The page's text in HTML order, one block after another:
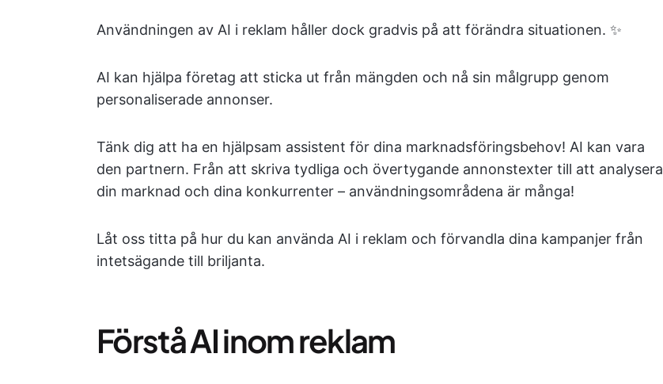
Användningen av AI i reklam håller dock gradvis på att förändra situationen. ✨
AI kan hjälpa företag att sticka ut från mängden och nå sin målgrupp genom
personaliserade annonser.
Tänk dig att ha en hjälpsam assistent för dina marknadsföringsbehov! AI kan vara
den partnern. Från att skriva tydliga och övertygande annonstexter till att analysera
din marknad och dina konkurrenter – användningsområdena är många!
Låt oss titta på hur du kan använda AI i reklam och förvandla dina kampanjer från
intetsägande till briljanta.
Förstå AI inom reklam